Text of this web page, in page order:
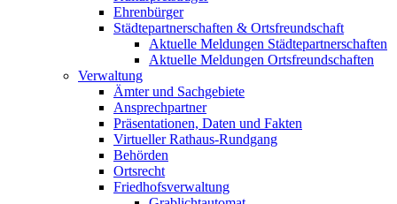
Ehrenbürger
Städtepartnerschaften & Ortsfreundschaft
Aktuelle Meldungen Städtepartnerschaften
Aktuelle Meldungen Ortsfreundschaften
Verwaltung
Ämter und Sachgebiete
Ansprechpartner
Präsentationen, Daten und Fakten
Virtueller Rathaus-Rundgang
Behörden
Ortsrecht
Friedhofsverwaltung